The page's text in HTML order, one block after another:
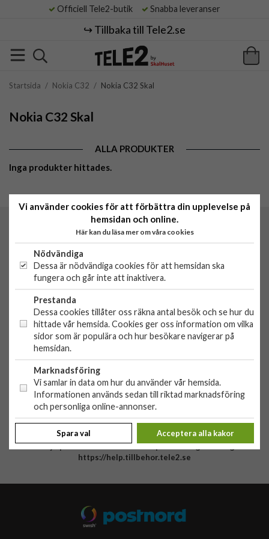
Officiell Tele2-butik Snabba leveranser
↪️ Tillbaka till Tele2.se
Startsida / Nokia C32 / Nokia C32 Skal
Nokia C32 Skal
ALLA PRODUKTER
Inga produkter hittades.
Tele2 by SkalHuset
15242 Södertälje
Org. nr: 556881-9238
OBS!
HANDLA
Outlet
Nyheter
Varumärken
Specialkategorier
Kundservice
90 dagars öppet köp
Köpevillkor
ÖVRIGT
Om cookies
Integritetspolicy
Via vårt hjälpcenter så hittar du svar på de vanligaste frågorna:
https://help.tillbehor.tele2.se
Vi använder cookies för att förbättra din upplevelse på
hemsidan och online.
Här kan du läsa mer om våra cookies
Nödvändiga
Dessa är nödvändiga cookies för att hemsidan ska
fungera och går inte att inaktivera.
Prestanda
Dessa cookies tillåter oss räkna antal besök och se hur du
hittade vår hemsida. Cookies ger oss information om vilka
sidor som är populära och hur besökare navigerar på
hemsidan.
Marknadsföring
Vi samlar in data om hur du använder vår hemsida.
Informationen används sedan till riktad marknadsföring
och personliga online-annonser.
Spara val Acceptera alla kakor